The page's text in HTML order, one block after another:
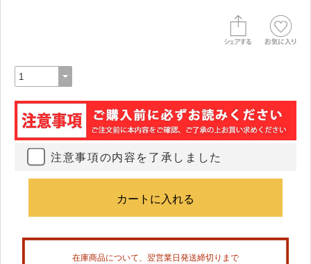
注意事項の内容を了承しました
在庫商品について、翌営業日発送締切りまで